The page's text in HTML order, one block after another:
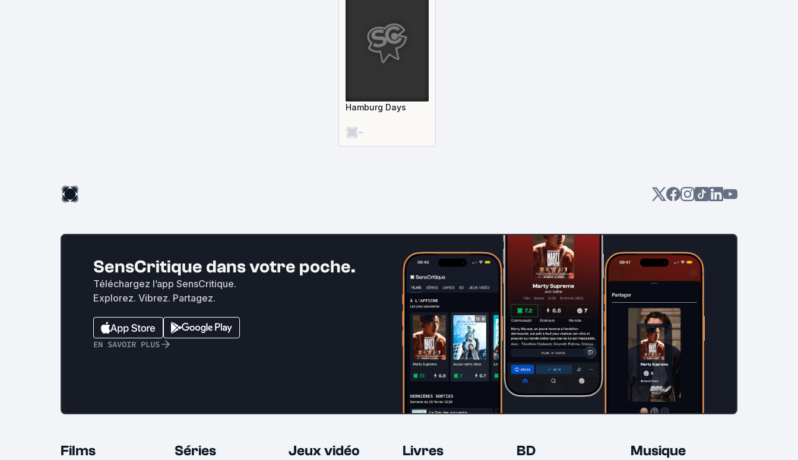
Hamburg Days
-
SensCritique dans votre poche.
Téléchargez l’app SensCritique.
Explorez. Vibrez. Partagez.
EN SAVOIR PLUS
Films Séries Jeux vidéo Livres BD Musique